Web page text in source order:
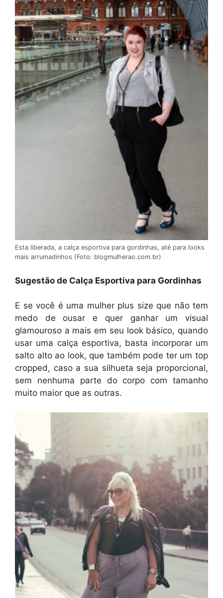
Esta liberada, a calça esportiva para gordinhas, até para looks
mais arrumadinhos (Foto: blogmulherao.com.br)
Sugestão de Calça Esportiva para Gordinhas
E se você é uma mulher plus size que não tem
medo de ousar e quer ganhar um visual
glamouroso a mais em seu look básico, quando
usar uma calça esportiva, basta incorporar um
salto alto ao look, que também pode ter um top
cropped, caso a sua silhueta seja proporcional,
sem nenhuma parte do corpo com tamanho
muito maior que as outras.